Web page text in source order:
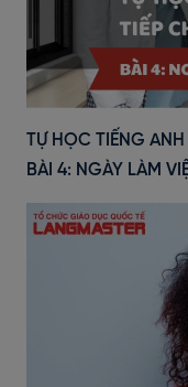
TỰ HỌC TIẾNG
BÀI 4: NGÀY LÀM